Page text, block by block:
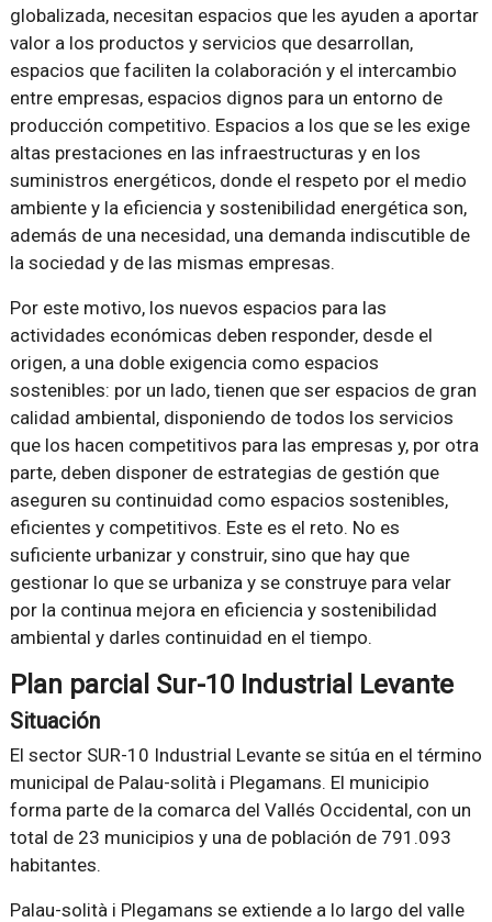
globalizada, necesitan espacios que les ayuden a aportar
valor a los productos y servicios que desarrollan,
espacios que faciliten la colaboración y el intercambio
entre empresas, espacios dignos para un entorno de
producción competitivo. Espacios a los que se les exige
altas prestaciones en las infraestructuras y en los
suministros energéticos, donde el respeto por el medio
ambiente y la eficiencia y sostenibilidad energética son,
además de una necesidad, una demanda indiscutible de
la sociedad y de las mismas empresas.
Por este motivo, los nuevos espacios para las
actividades económicas deben responder, desde el
origen, a una doble exigencia como espacios
sostenibles: por un lado, tienen que ser espacios de gran
calidad ambiental, disponiendo de todos los servicios
que los hacen competitivos para las empresas y, por otra
parte, deben disponer de estrategias de gestión que
aseguren su continuidad como espacios sostenibles,
eficientes y competitivos. Este es el reto. No es
suficiente urbanizar y construir, sino que hay que
gestionar lo que se urbaniza y se construye para velar
por la continua mejora en eficiencia y sostenibilidad
ambiental y darles continuidad en el tiempo.
Plan parcial Sur-10 Industrial Levante
Situación
El sector SUR-10 Industrial Levante se sitúa en el término
municipal de Palau-solità i Plegamans. El municipio
forma parte de la comarca del Vallés Occidental, con un
total de 23 municipios y una de población de 791.093
habitantes.
Palau-solità i Plegamans se extiende a lo largo del valle